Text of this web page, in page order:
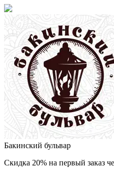
Бакинский бульвар
Скидка 20% на первый заказ